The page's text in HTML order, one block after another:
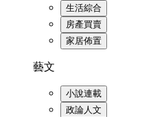
生活綜合
房產買賣
家居佈置
藝文
小說連載
政論人文